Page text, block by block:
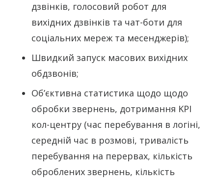
дзвінків, голосовий робот для
вихідних дзвінків та чат-боти для
соціальних мереж та месенджерів);
Швидкий запуск масових вихідних
обдзвонів;
Об’єктивна статистика щодо щодо
обробки звернень, дотримання KPI
кол-центру (час перебування в логіні,
середній час в розмові, тривалість
перебування на перервах, кількість
оброблених звернень, кількість